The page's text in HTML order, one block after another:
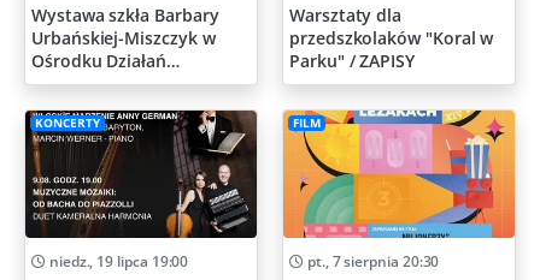
Wystawa szkła Barbary
Urbańskiej-Miszczyk w
Ośrodku Działań
Artystycznych
Warsztaty dla
przedszkolaków "Koral w
Parku" / ZAPISY
KONCERTY
niedz., 19 lipca 19:00
FILM
pt., 7 sierpnia 20:30